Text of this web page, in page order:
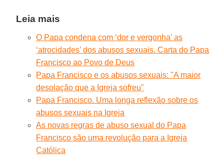
Leia mais
O Papa condena com ‘dor e vergonha’ as
‘atrocidades’ dos abusos sexuais. Carta do Papa
Francisco ao Povo de Deus
Papa Francisco e os abusos sexuais: "A maior
desolação que a Igreja sofreu"
Papa Francisco. Uma longa reflexão sobre os
abusos sexuais na Igreja
As novas regras de abuso sexual do Papa
Francisco são uma revolução para a Igreja
Católica